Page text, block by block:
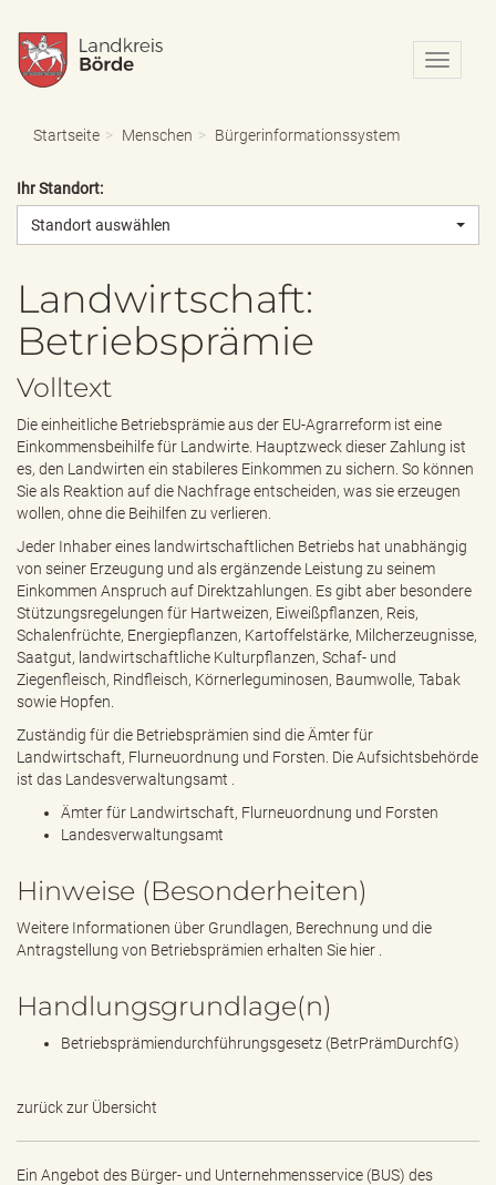
N
a
o
u
s
b
l
e
d
n
Startseite Menschen Bürgerinformationssystem
Ihr Standort:
Standort auswählen
Landwirtschaft:
Betriebsprämie
Volltext
Die einheitliche Betriebsprämie aus der EU-Agrarreform ist eine
Einkommensbeihilfe für Landwirte. Hauptzweck dieser Zahlung ist
es, den Landwirten ein stabileres Einkommen zu sichern. So können
Sie als Reaktion auf die Nachfrage entscheiden, was sie erzeugen
wollen, ohne die Beihilfen zu verlieren.
Jeder Inhaber eines landwirtschaftlichen Betriebs hat unabhängig
von seiner Erzeugung und als ergänzende Leistung zu seinem
Einkommen Anspruch auf Direktzahlungen. Es gibt aber besondere
Stützungsregelungen für Hartweizen, Eiweißpflanzen, Reis,
Schalenfrüchte, Energiepflanzen, Kartoffelstärke, Milcherzeugnisse,
Saatgut, landwirtschaftliche Kulturpflanzen, Schaf- und
Ziegenfleisch, Rindfleisch, Körnerleguminosen, Baumwolle, Tabak
sowie Hopfen.
Zuständig für die Betriebsprämien sind die Ämter für
Landwirtschaft, Flurneuordnung und Forsten. Die Aufsichtsbehörde
ist das Landesverwaltungsamt .
Ämter für Landwirtschaft, Flurneuordnung und Forsten
Landesverwaltungsamt
Hinweise (Besonderheiten)
Weitere Informationen über Grundlagen, Berechnung und die
Antragstellung von Betriebsprämien erhalten Sie hier
Handlungsgrundlage(n)
Betriebsprämiendurchführungsgesetz (BetrPrämDurchfG)
zurück zur Übersicht
Ein Angebot des Bürger- und Unternehmensservice (BUS) des